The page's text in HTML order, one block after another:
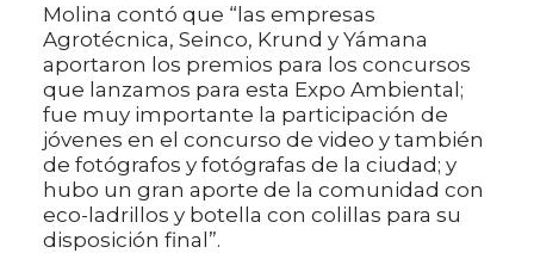
Molina contó que “las empresas
Agrotécnica, Seinco, Krund y Yámana
aportaron los premios para los concursos
que lanzamos para esta Expo Ambiental;
fue muy importante la participación de
jóvenes en el concurso de video y también
de fotógrafos y fotógrafas de la ciudad; y
hubo un gran aporte de la comunidad con
eco-ladrillos y botella con colillas para su
disposición final”.